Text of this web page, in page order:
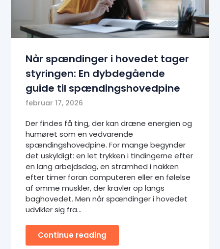
Når spændinger i hovedet tager
styringen: En dybdegående
guide til spændingshovedpine
februar 17, 2026
Der findes få ting, der kan dræne energien og
humøret som en vedvarende
spændingshovedpine. For mange begynder
det uskyldigt: en let trykken i tindingerne efter
en lang arbejdsdag, en stramhed i nakken
efter timer foran computeren eller en følelse
af ømme muskler, der kravler op langs
baghovedet. Men når spændinger i hovedet
udvikler sig fra…
Continue reading